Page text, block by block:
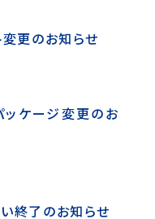
更のお知らせ
ケージ変更のお
終了のお知らせ